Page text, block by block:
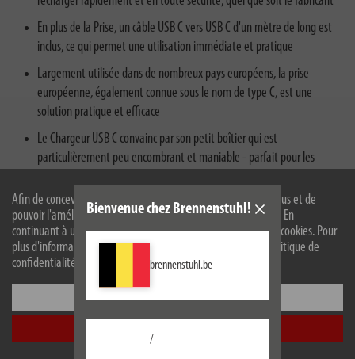
Afin de concevoir notre site web de manière optimale pour vous et de
pouvoir l'améliorer en permanence, nous utilisons des cookies. En
continuant à utiliser le site web, vous acceptez l'utilisation de cookies. Pour
plus d'informations sur les cookies, veuillez consulter notre politique de
confidentialité.
Configurer
Bienvenue chez Brennenstuhl!
brennenstuhl.be
/
En plus de la Prise, un câble USB C vers USB C d'un mètre de long est
inclus, ce qui permet une utilisation immédiate et pratique
Largement utilisée dans de nombreux pays européens, la prise
européenne, également connue sous le nom de type C, est une
solution pratique et efficace
Le Chargeur USB C convainc par son petit boîtier qui est
particulièrement peu encombrant et maniable - parfait pour les
Caractéristiques techniques